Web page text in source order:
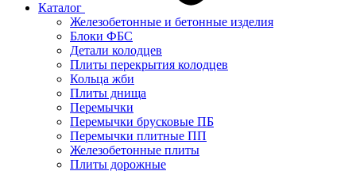
Каталог
Железобетонные и бетонные изделия
Блоки ФБС
Детали колодцев
Плиты перекрытия колодцев
Кольца жби
Плиты днища
Перемычки
Перемычки брусковые ПБ
Перемычки плитные ПП
Железобетонные плиты
Плиты дорожные